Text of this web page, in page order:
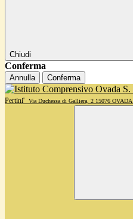
Chiudi
Conferma
Annulla Conferma
Pertini'
Via Duchessa di Galliera, 2 15076 OVADA